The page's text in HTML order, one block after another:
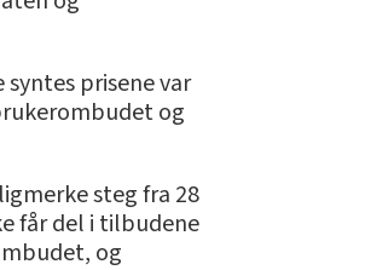
prisene var
og
steg fra 28
får del i tilbudene
og